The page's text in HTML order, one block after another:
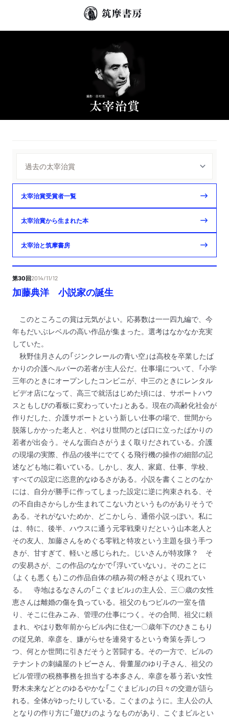
太宰治賞受賞者一覧
太宰治賞から生まれた本
太宰治と筑摩書房
第30回2014/11/12
加藤典洋 小説家の誕生
このところこの賞は元気がよい。応募数は一一四九編で、今
年もだいぶレベルの高い作品が集まった。選考はなかなか充実
していた。
秋野佳月さんの「ジンクレールの青い空」は高校を卒業したば
かりの介護ヘルパーの若者が主人公だ。仕事場について、「小学
三年のときにオープンしたコンビニが、中三のときにレンタル
ビデオ店になって、高三で就活はじめた頃には、サポートハウ
スともしびの看板に変わっていた」とある。現在の高齢化社会が
作りだした、介護サポートという新しい仕事の場で、世間から
脱落しかかった老人と、やはり世間のとば口に立ったばかりの
若者が出会う。そんな面白さがうまく取りだされている。介護
の現場の実際、作品の後半にでてくる飛行機の操作の細部の記
述なども地に着いている。しかし、友人、家庭、仕事、学校、
すべての設定に恣意的なゆるさがある。小説を書くことのなか
には、自分が勝手に作ってしまった設定に逆に拘束される、そ
の不自由さからしか生まれてこない力というものがありそうで
ある。それがないためか、どこかしら、通俗小説っぽい。私に
は、特に、後半、ハウスに通う元零戦乗りだという山本老人と
その友人、加藤さんをめぐる零戦と特攻という主題を扱う手つ
きが、甘すぎて、軽いと感じられた。じいさんが特攻隊？ そ
の安易さが、この作品のなかで「浮いていない」。そのことに
（よくも悪くも）この作品自体の積み荷の軽さがよく現れてい
る。
寺地はるなさんの「こぐまビル」の主人公、三〇歳の女性
恵さんは離婚の傷を負っている。祖父のもつビルの一室を借
り、そこに住みこみ、管理の仕事につく。その合間、祖父に頼
まれ、やはり数年前からビル内に住む一〇歳年下のひきこもり
の従兄弟、幸彦を、嫌がらせを連発するという奇策を弄しつ
つ、何とか世間に引きだそうと苦闘する。その一方で、ビルの
テナントの刺繍屋のトビーさん、骨董屋のゆり子さん、祖父の
ビル管理の税務事務を担当する本多さん、幸彦を慕う若い女性
野木未来などとのゆるやかな「こぐまビル」の日々の交遊が語ら
れる。全体がゆったりしている。こぐまのように。主人公の人
となりの作り方に「遊び」のようなものがあり、こぐまビルとい